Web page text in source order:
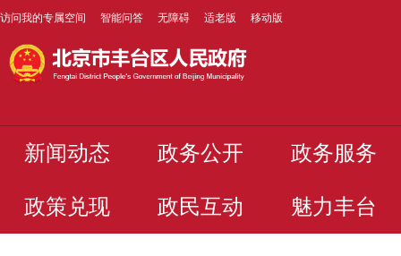
访问我的专属空间 智能问答 无障碍 适老版 移动版
新闻动态 政务公开 政务服务
政策兑现 政民互动 魅力丰台